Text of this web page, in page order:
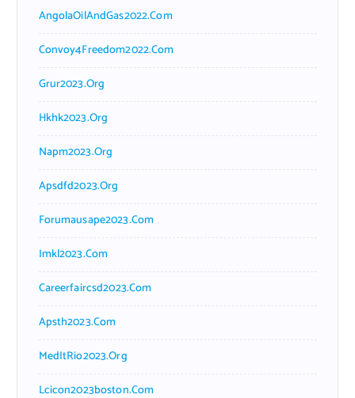
AngolaOilAndGas2022.com
Convoy4Freedom2022.com
Grur2023.org
Hkhk2023.org
Napm2023.org
Apsdfd2023.org
Forumausape2023.com
Imkl2023.com
Careerfaircsd2023.com
Apsth2023.com
MedItRio2023.org
Lcicon2023boston.com